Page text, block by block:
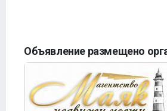
Объявление размещено